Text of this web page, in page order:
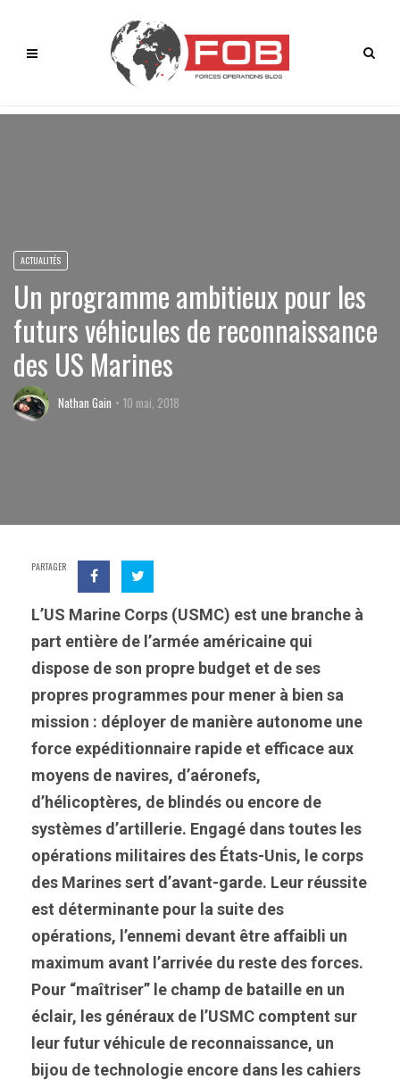
ACTUALITÉS
Un programme ambitieux pour les
futurs véhicules de reconnaissance
des US Marines
Nathan Gain 10 mai, 2018
PARTAGER
L’US Marine Corps (USMC) est une branche à
part entière de l’armée américaine qui
dispose de son propre budget et de ses
propres programmes pour mener à bien sa
mission : déployer de manière autonome une
force expéditionnaire rapide et efficace aux
moyens de navires, d’aéronefs,
d’hélicoptères, de blindés ou encore de
systèmes d’artillerie. Engagé dans toutes les
opérations militaires des États-Unis, le corps
des Marines sert d’avant-garde. Leur réussite
est déterminante pour la suite des
opérations, l’ennemi devant être affaibli un
maximum avant l’arrivée du reste des forces.
Pour “maîtriser” le champ de bataille en un
éclair, les généraux de l’USMC comptent sur
leur futur véhicule de reconnaissance, un
bijou de technologie encore dans les cahiers